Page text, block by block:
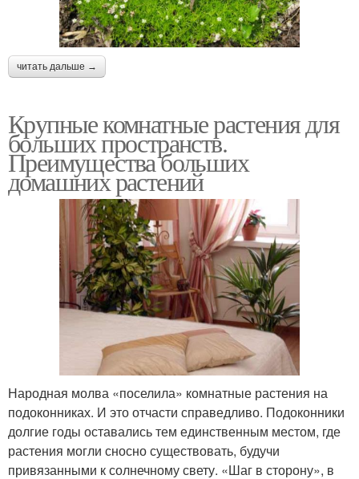
читать дальше →
Крупные комнатные растения для
больших пространств.
Преимущества больших
домашних растений
Народная молва «поселила» комнатные растения на
подоконниках. И это отчасти справедливо. Подоконники
долгие годы оставались тем единственным местом, где
растения могли сносно существовать, будучи
привязанными к солнечному свету. «Шаг в сторону», в